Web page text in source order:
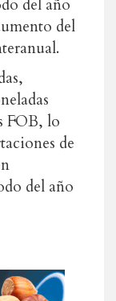
del año
del
FOB, lo
de
del año